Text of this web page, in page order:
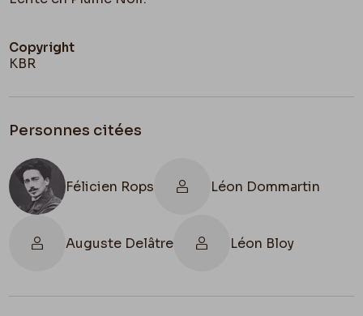
Copyright
KBR
Personnes citées
Félicien Rops Léon Dommartin
Auguste Delâtre Léon Bloy